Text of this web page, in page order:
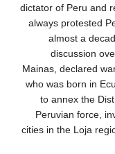
dictator of
always
Mainas,
who was
to
cities in